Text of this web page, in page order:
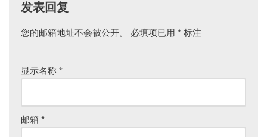
发表回复
您的邮箱地址不会被公开。 必填项已用 * 标注
显示名称 *
邮箱 *